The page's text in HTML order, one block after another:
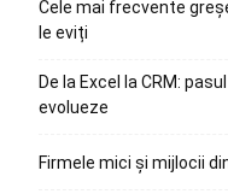
Cele mai frecvente
le eviți
De la Excel la CRM:
evolueze
Firmele mici și mijlocii